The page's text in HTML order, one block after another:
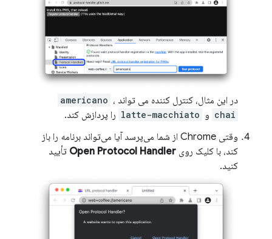
در این مثال، کنترل کننده می تواند americano ،
chai و latte-macchiato را پردازش کند.
وقتی Chrome از شما می‌پرسد آیا می‌تواند برنامه را باز
کند، با کلیک روی Open Protocol Handler تأیید
کنید.